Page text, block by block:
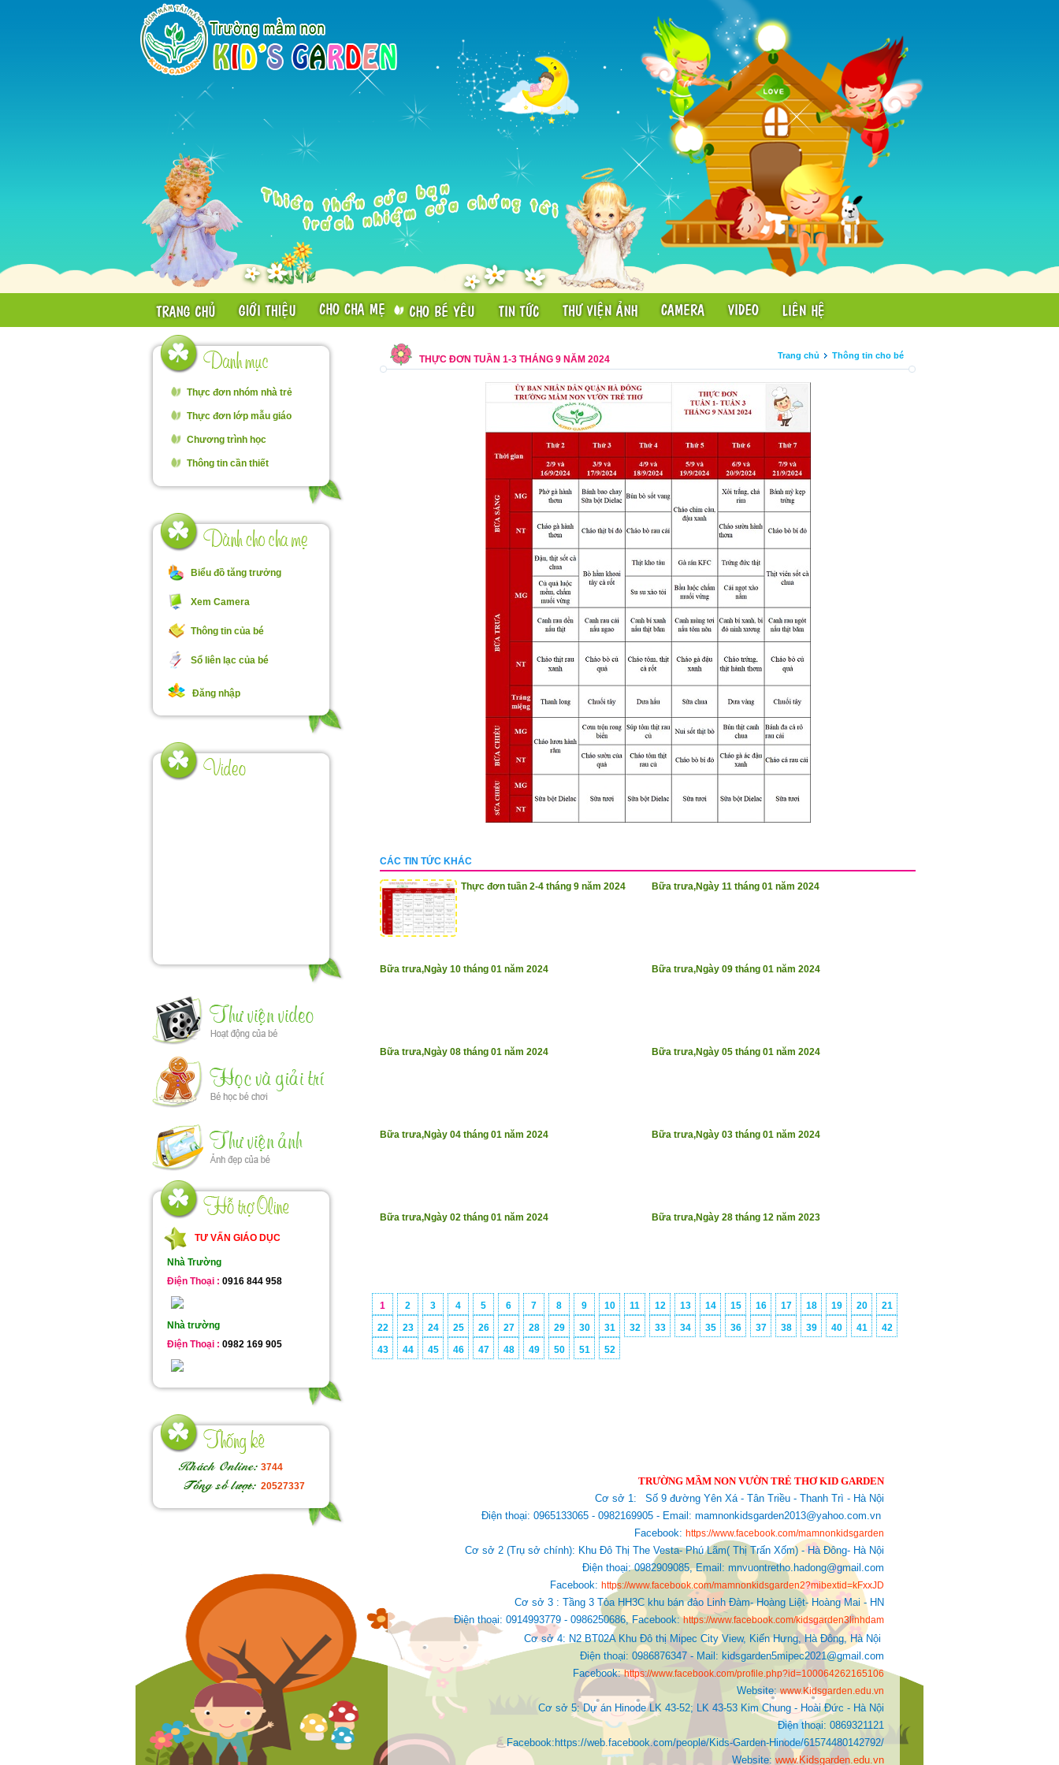
Thực đơn nhóm nhà trẻ
Thực đơn lớp mẫu giáo
Chương trình học
Thông tin cần thiết
Biểu đồ tăng trưởng
Xem Camera
Thông tin của bé
Sổ liên lạc của bé
Đăng nhập
TƯ VẤN GIÁO DỤC
Nhà Trường
Điện Thoại : 0916 844 958
Nhà trường
Điện Thoại : 0982 169 905
3744
20527337
THỰC ĐƠN TUẦN 1-3 THÁNG 9 NĂM 2024 Trang chủ Thông tin cho bé
CÁC TIN TỨC KHÁC
Thực đơn tuần 2-4 tháng 9 năm 2024 Bữa trưa,Ngày 11 tháng 01 năm 2024
Bữa trưa,Ngày 10 tháng 01 năm 2024 Bữa trưa,Ngày 09 tháng 01 năm 2024
Bữa trưa,Ngày 08 tháng 01 năm 2024 Bữa trưa,Ngày 05 tháng 01 năm 2024
Bữa trưa,Ngày 04 tháng 01 năm 2024 Bữa trưa,Ngày 03 tháng 01 năm 2024
Bữa trưa,Ngày 02 tháng 01 năm 2024 Bữa trưa,Ngày 28 tháng 12 năm 2023
1 2 3 4 5 6 7 8 9 10 11 12 13 14 15 16 17 18 19 20
21
22
23 24 25 26 27 28 29 30 31 32 33 34 35 36 37 38 39 40 41
42
43
44 45 46 47 48 49 50 51 52
TRƯỜNG MẦM NON VƯỜN TRẺ THƠ KID GARDEN
Cơ sở 1:
Số 9 đường Yên Xá - Tân Triều - Thanh Trì - Hà Nội
Điện thoại: 0965133065 - 0982169905 - Email: mamnonkidsgarden2013@yahoo.com.vn
Facebook: https://www.facebook.com/mamnonkidsgarden
Cơ sở 2 (Trụ sở chính): Khu Đô Thị The Vesta- Phú Lãm( Thị Trấn Xốm) - Hà Đông- Hà Nội
Điện thoại: 0982909085,Email: mnvuontretho.hadong@gmail.com
Facebook: https://www.facebook.com/mamnonkidsgarden2?mibextid=kFxxJD
Cơ sở 3 : Tầng 3 Tòa HH3C khu bán đảo Linh Đàm- Hoàng Liệt- Hoàng Mai - HN
Điện thoại: 0914993779 - 0986250686, Facebook:https://www.facebook.com/kidsgarden3linhdam
Cơ sở 4: N2 BT02A Khu Đô thị Mipec City View, Kiến Hưng, Hà Đông, Hà Nội
Điện thoại: 0986876347 - Mail: kidsgarden5mipec2021@gmail.com
Facebook:https://www.facebook.com/profile.php?id=100064262165106
Website:www.Kidsgarden.edu.vn
Cơ sở 5: Dự án Hinode LK 43-52; LK 43-53 Kim Chung - Hoài Đức - Hà Nội
Điện thoại: 0869321121
Facebook:https://web.facebook.com/people/Kids-Garden-Hinode/61574480142792/
Website: www.Kidsgarden.edu.vn